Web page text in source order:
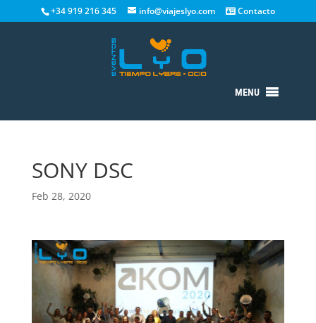
+34 919 216 345 info@viajeslyo.com Contacto
MENU
SONY DSC
Feb 28, 2020